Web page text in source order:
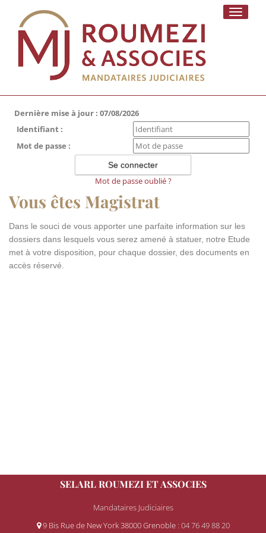
Toggle
Dernière mise à jour : 07/08/2026
Identifiant :
Mot de passe :
Mot de passe oublié ?
Vous êtes Magistrat
Dans le souci de vous apporter une parfaite information sur les
dossiers dans lesquels vous serez amené à statuer, notre Etude
met à votre disposition, pour chaque dossier, des documents en
accès réservé.
SELARL ROUMEZI ET ASSOCIES
Mandataires Judiciaires
9 Bis Rue de New York 38000 Grenoble : 04 76 49 88 20